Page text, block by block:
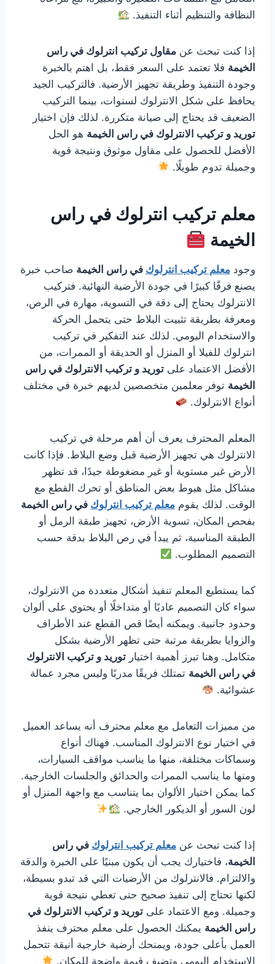
النظافة والتنظيم أثناء التنفيذ.
إذا كنت تبحث عن مقاول تركيب انترلوك في راس
الخيمة فلا تعتمد على السعر فقط، بل اهتم بالخبرة
وجودة التنفيذ وطريقة تجهيز الأرضية. فالتركيب الجيد
يحافظ على شكل الانترلوك لسنوات، بينما التركيب
الضعيف قد يحتاج إلى صيانة متكررة. لذلك فإن اختيار
توريد و تركيب الانترلوك في راس الخيمة هو الحل
الأفضل للحصول على مقاول موثوق ونتيجة قوية
وجميلة تدوم طويلًا.
معلم تركيب انترلوك في راس
الخيمة
وجود معلم تركيب انترلوك في راس الخيمة صاحب خبرة
يصنع فرقًا كبيرًا في جودة الأرضية النهائية. فتركيب
الانترلوك يحتاج إلى دقة في التسوية، مهارة في الرص،
ومعرفة بطريقة تثبيت البلاط حتى يتحمل الحركة
والاستخدام اليومي. لذلك عند التفكير في تركيب
انترلوك للفيلا أو المنزل أو الحديقة أو الممرات، من
الأفضل الاعتماد على توريد و تركيب الانترلوك في راس
الخيمة توفر معلمين متخصصين لديهم خبرة في مختلف
أنواع الانترلوك.
المعلم المحترف يعرف أن أهم مرحلة في تركيب
الانترلوك هي تجهيز الأرضية قبل وضع البلاط. فإذا كانت
الأرض غير مستوية أو غير مضغوطة جيدًا، قد تظهر
مشاكل مثل هبوط بعض المناطق أو تحرك القطع مع
الوقت. لذلك يقوم معلم تركيب انترلوك في راس الخيمة
بفحص المكان، تسوية الأرض، تجهيز طبقة الرمل أو
الطبقة المناسبة، ثم يبدأ في رص البلاط بدقة حسب
التصميم المطلوب.
كما يستطيع المعلم تنفيذ أشكال متعددة من الانترلوك،
سواء كان التصميم عاديًا أو متداخلًا أو يحتوي على ألوان
وحدود جانبية. ويمكنه أيضًا قص القطع عند الأطراف
والزوايا بطريقة مرتبة حتى تظهر الأرضية بشكل
متكامل. وهنا تبرز أهمية اختيار توريد و تركيب الانترلوك
في راس الخيمة تمتلك فريقًا مدربًا وليس مجرد عمالة
عشوائية.
من مميزات التعامل مع معلم محترف أنه يساعد العميل
في اختيار نوع الانترلوك المناسب. فهناك أنواع
وسماكات مختلفة، منها ما يناسب مواقف السيارات،
ومنها ما يناسب الممرات والحدائق والجلسات الخارجية.
كما يمكن اختيار الألوان بما يتناسب مع واجهة المنزل أو
لون السور أو الديكور الخارجي.
إذا كنت تبحث عن معلم تركيب انترلوك في راس
الخيمة، فاختيارك يجب أن يكون مبنيًا على الخبرة والدقة
والالتزام. فالانترلوك من الأرضيات التي قد تبدو بسيطة،
لكنها تحتاج إلى تنفيذ صحيح حتى تعطي نتيجة قوية
وجميلة. ومع الاعتماد على توريد و تركيب الانترلوك في
راس الخيمة يمكنك الحصول على معلم محترف ينفذ
العمل بأعلى جودة، ويمنحك أرضية خارجية أنيقة تتحمل
الاستخدام اليومي وتضيف قيمة واضحة للمكان.